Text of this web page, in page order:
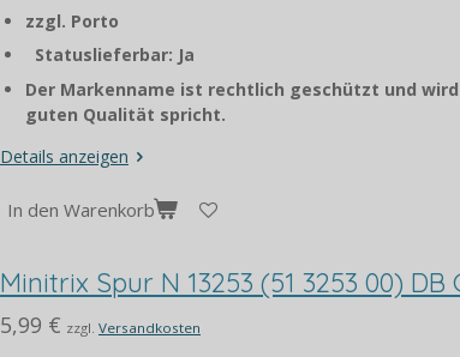
zzgl. Porto
Statuslieferbar: Ja
Der Markenname ist rechtlich geschützt und
guten Qualität spricht.
Details anzeigen
In den Warenkorb
Minitrix Spur N 13253 (51 3253 00)
5,99 € zzgl. Versandkosten